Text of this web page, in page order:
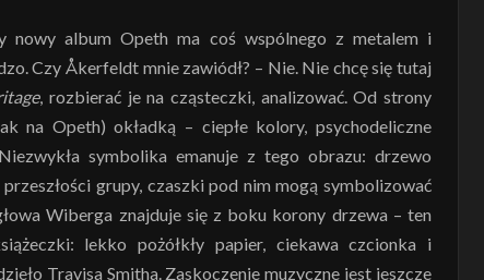
nowy album Opeth ma coś wspólnego z metalem i
Czy Åkerfeldt mnie zawiódł? – Nie. Nie chcę się tutaj
, rozbierać je na cząsteczki, analizować. Od strony
na Opeth) okładką – ciepłe kolory, psychodeliczne
symbolika emanuje z tego obrazu: drzewo
grupy, czaszki pod nim mogą symbolizować
Wiberga znajduje się z boku korony drzewa – ten
lekko pożółkły papier, ciekawa czcionka i
Travisa Smitha. Zaskoczenie muzyczne jest jeszcze